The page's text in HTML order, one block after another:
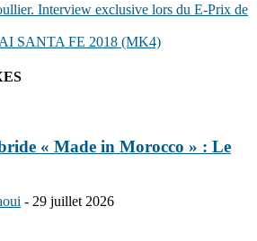
Interview exclusive lors du E-Prix de
SANTA FE 2018 (MK4)
« Made in Morocco » : Le
- 29 juillet 2026